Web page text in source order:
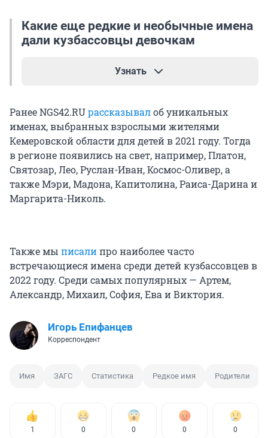
Какие еще редкие и необычные имена
дали кузбассовцы девочкам
Узнать
Ассоль, Алеона, Астрэя, Добромира, Ирада, Вита,
Владимира, Владлена, Иванна, Зара, Дана,
Кассия, Кирианна, Каталея, Кирияна,
Милослава, Медея, Милалика, Станислава,
Святослава, Русалина, Руслана, Олесия,
Перислава, Элия, Эра.
Ранее NGS42.RUрассказывалоб уникальных
именах, выбранных взрослыми жителями
Кемеровской области для детей в 2021 году. Тогда
в регионе появились на свет, например, Платон,
Святозар, Лео, Руслан-Иван, Космос-Оливер, а
также Мэри, Мадона, Капитолина, Раиса-Дарина и
Маргарита-Николь.
Также мы писалипро наиболее часто
встречающиеся имена среди детей кузбассовцев в
2022 году. Среди самых популярных — Артем,
Александр, Михаил, София, Ева и Виктория.
Игорь Епифанцев
Корреспондент
Имя ЗАГС Статистика Редкое имя Родители
1 0 0 0 0